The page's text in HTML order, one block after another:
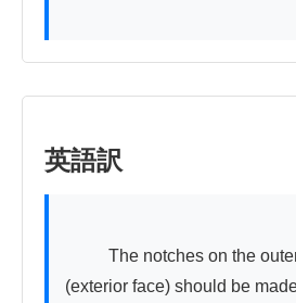
英語訳
(exterior face) should be